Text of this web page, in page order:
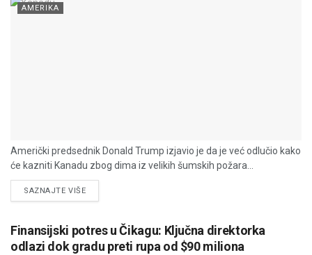
AMERIKA
Američki predsednik Donald Trump izjavio je da je već odlučio kako
će kazniti Kanadu zbog dima iz velikih šumskih požara...
SAZNAJTE VIŠEDETAILS
Finansijski potres u Čikagu: Ključna direktorka
odlazi dok gradu preti rupa od $90 miliona